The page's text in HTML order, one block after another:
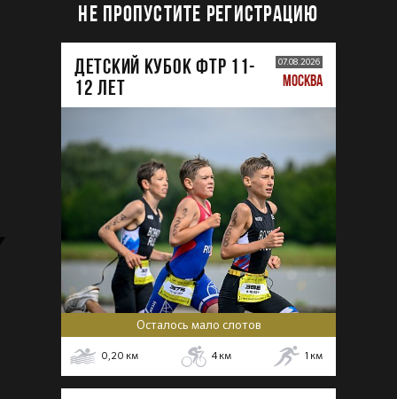
НЕ ПРОПУСТИТЕ РЕГИСТРАЦИЮ
ДЕТСКИЙ КУБОК ФТР 11-
12 лет
07.08.2026
МОСКВА
Осталось мало слотов
0,20 км 4км 1 км